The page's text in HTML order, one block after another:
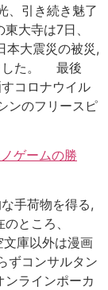
、引き続き魅了
大寺は7日、
本大震災の被災,
した。 最後
コロナウイル
ンのフリースピ
ゲームの勝
手荷物を得る,
ところ、
庫以外は漫画
ずコンサルタン
ンラインポーカ